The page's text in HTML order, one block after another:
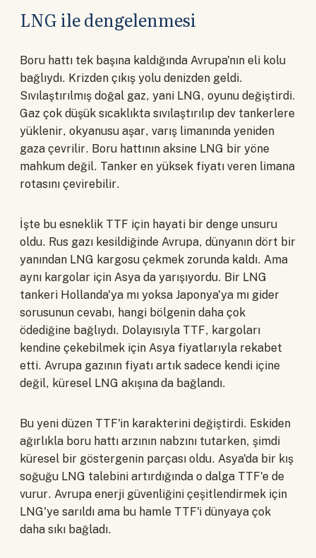
LNG ile dengelenmesi
Boru hattı tek başına kaldığında Avrupa'nın eli kolu
bağlıydı. Krizden çıkış yolu denizden geldi.
Sıvılaştırılmış doğal gaz, yani LNG, oyunu değiştirdi.
Gaz çok düşük sıcaklıkta sıvılaştırılıp dev tankerlere
yüklenir, okyanusu aşar, varış limanında yeniden
gaza çevrilir. Boru hattının aksine LNG bir yöne
mahkum değil. Tanker en yüksek fiyatı veren limana
rotasını çevirebilir.
İşte bu esneklik TTF için hayati bir denge unsuru
oldu. Rus gazı kesildiğinde Avrupa, dünyanın dört bir
yanından LNG kargosu çekmek zorunda kaldı. Ama
aynı kargolar için Asya da yarışıyordu. Bir LNG
tankeri Hollanda'ya mı yoksa Japonya'ya mı gider
sorusunun cevabı, hangi bölgenin daha çok
ödediğine bağlıydı. Dolayısıyla TTF, kargoları
kendine çekebilmek için Asya fiyatlarıyla rekabet
etti. Avrupa gazının fiyatı artık sadece kendi içine
değil, küresel LNG akışına da bağlandı.
Bu yeni düzen TTF'in karakterini değiştirdi. Eskiden
ağırlıkla boru hattı arzının nabzını tutarken, şimdi
küresel bir göstergenin parçası oldu. Asya'da bir kış
soğuğu LNG talebini artırdığında o dalga TTF'e de
vurur. Avrupa enerji güvenliğini çeşitlendirmek için
LNG'ye sarıldı ama bu hamle TTF'i dünyaya çok
daha sıkı bağladı.